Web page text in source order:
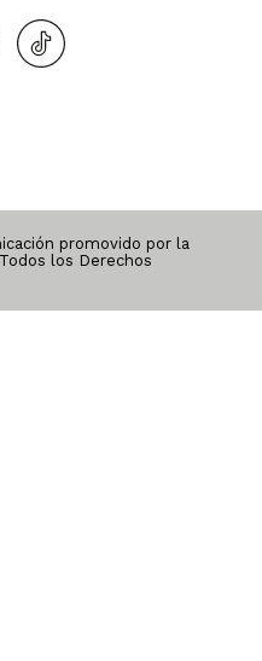
promovido por la
los Derechos